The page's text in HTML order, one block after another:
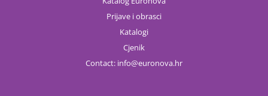
Prijave i obrasci
Katalogi
Cjenik
Contact: info euronova.hr